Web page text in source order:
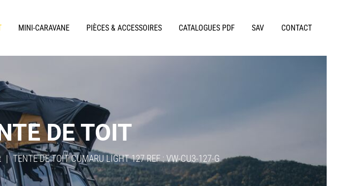
MINI-CARAVANE PIÈCES & ACCESSOIRES CATALOGUES PDF SAV CONTACT
DE TOIT
TENTE DE TOIT CUMARU LIGHT 127 REF : VW-CU3-127-G